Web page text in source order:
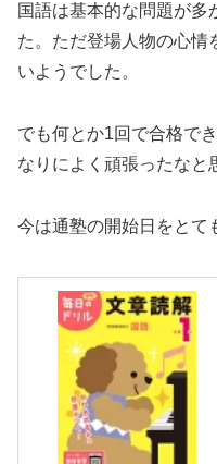
国語は基本的な問題が多
た。ただ登場人物の心情
いようでした。
でも何とか1回で合格で
なりによく頑張ったなと
今は通塾の開始日をとて